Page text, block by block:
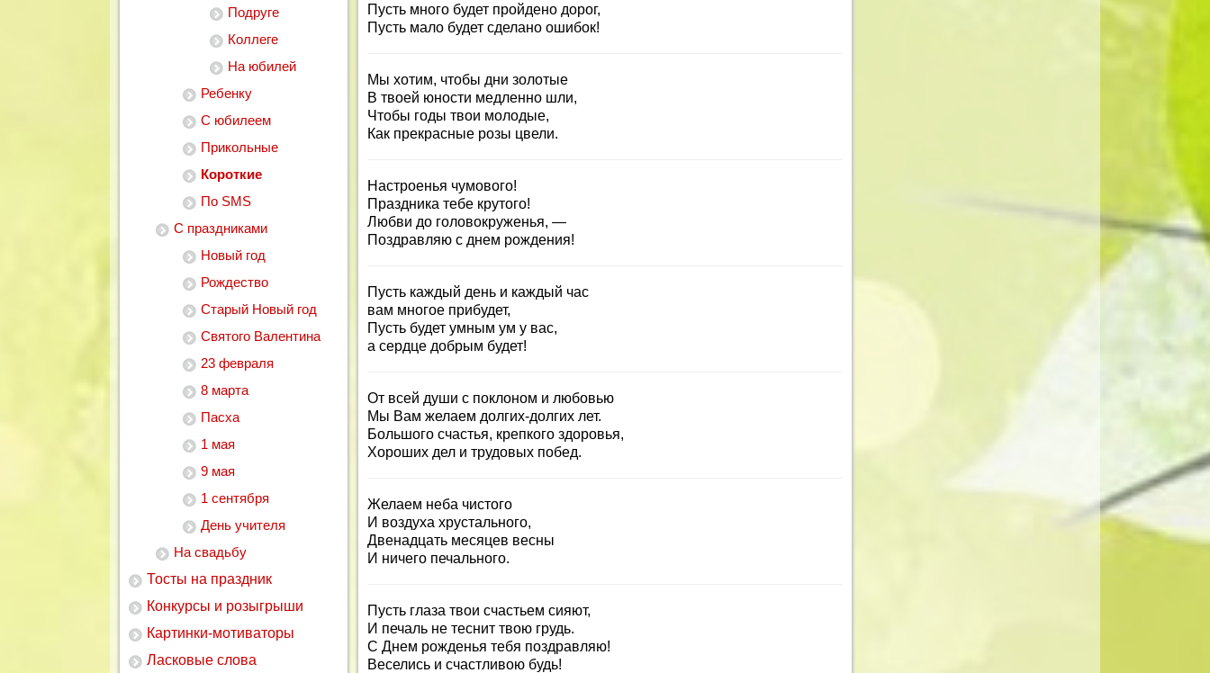
Подруге
Коллеге
На юбилей
Ребенку
С юбилеем
Прикольные
Короткие
По SMS
С праздниками
Новый год
Рождество
Старый Новый год
Святого Валентина
23 февраля
8 марта
Пасха
1 мая
9 мая
1 сентября
День учителя
На свадьбу
Тосты на праздник
Конкурсы и розыгрыши
Картинки-мотиваторы
Ласковые слова
Пусть много будет пройдено дорог,
Пусть мало будет сделано ошибок!
Мы хотим, чтобы дни золотые
В твоей юности медленно шли,
Чтобы годы твои молодые,
Как прекрасные розы цвели.
Настроенья чумового!
Праздника тебе крутого!
Любви до головокруженья, —
Поздравляю с днем рождения!
Пусть каждый день и каждый час
вам многое прибудет,
Пусть будет умным ум у вас,
а сердце добрым будет!
От всей души с поклоном и любовью
Мы Вам желаем долгих-долгих лет.
Большого счастья, крепкого здоровья,
Хороших дел и трудовых побед.
Желаем неба чистого
И воздуха хрустального,
Двенадцать месяцев весны
И ничего печального.
Пусть глаза твои счастьем сияют,
И печаль не теснит твою грудь.
С Днем рожденья тебя поздравляю!
Веселись и счастливою будь!